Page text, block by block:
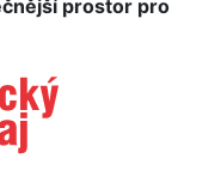
prostor pro